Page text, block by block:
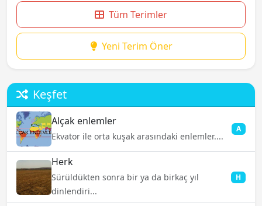
Tüm Terimler
Yeni Terim Öner
Keşfet
Alçak enlemler
Ekvator ile orta kuşak arasındaki enlemler....
A
Herk
Sürüldükten sonra bir ya da birkaç yıl
dinlendiri...
H